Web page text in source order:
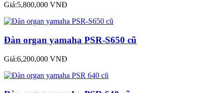
Giá:5,800,000 VNĐ
Đàn organ yamaha PSR-S650 cũ
Giá:6,200,000 VNĐ